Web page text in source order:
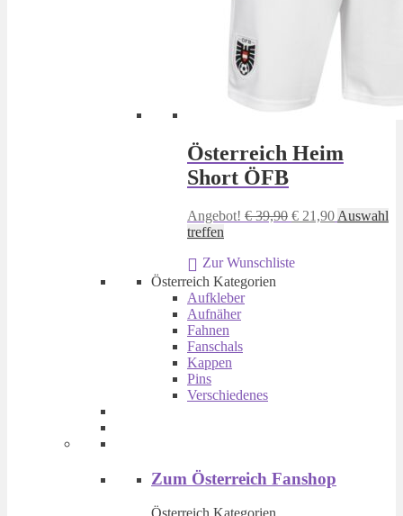
Österreich Heim
Short ÖFB
Angebot! €39,90 Ursprünglicher
€ 39,90
€ 21,90Aktueller
Auswahl
treffen
weist
mehrere
Varianten
auf.
Die
Optionen
können
der
Zur Wunschliste
Österreich Kategorien
Aufkleber
Aufnäher
Fahnen
Fanschals
Kappen
Pins
Verschiedenes
Zum Österreich Fanshop